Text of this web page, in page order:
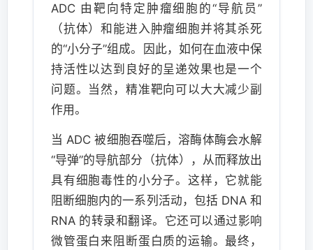
ADC 由靶向特定肿瘤细胞的“导航员”
（抗体）和能进入肿瘤细胞并将其杀死
的“小分子”组成。因此，如何在血液中保
持活性以达到良好的呈递效果也是一个
问题。当然，精准靶向可以大大减少副
作用。
当 ADC 被细胞吞噬后，溶酶体酶会水解
“导弹”的导航部分（抗体），从而释放出
具有细胞毒性的小分子。这样，它就能
阻断细胞内的一系列活动，包括 DNA 和
RNA 的转录和翻译。它还可以通过影响
微管蛋白来阻断蛋白质的运输。最终，